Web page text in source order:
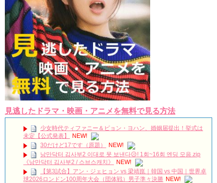
見逃したドラマ・映画・アニメを無料で見る方法
少女時代ティファニー＆ピョン・ヨハン、婚姻届提出！挙式は
未定【公式発表】
NEW!
30だけど17です（原題）
NEW!
낭만닥터 김사부2 이대로 못 보낸다😥! 1회~16회 엔딩 모음.zip
《낭만닥터 김사부2 / 스브스캐치》
NEW!
【第3試合】アン・ジェヒョン vs 梁靖崑｜韓国 vs 中国｜世界卓
球2026ロンドン100周年大会（団体戦）男子準々決勝 NEW!